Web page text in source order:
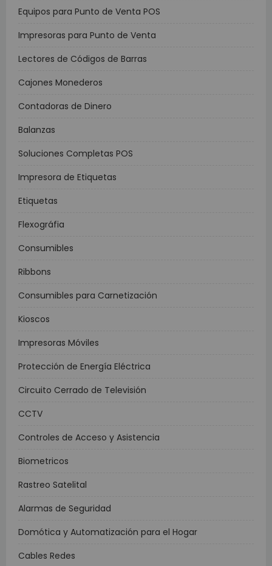
Equipos para Punto de Venta POS
Impresoras para Punto de Venta
Lectores de Códigos de Barras
Cajones Monederos
Contadoras de Dinero
Balanzas
Soluciones Completas POS
Impresora de Etiquetas
Etiquetas
Flexográfia
Consumibles
Ribbons
Consumibles para Carnetización
Kioscos
Impresoras Móviles
Protección de Energía Eléctrica
Circuito Cerrado de Televisión
CCTV
Controles de Acceso y Asistencia
Biometricos
Rastreo Satelital
Alarmas de Seguridad
Domótica y Automatización para el Hogar
Cables Redes